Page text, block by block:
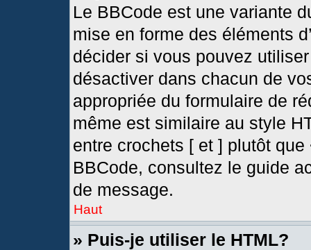
Le BBCode est une variante
mise en forme des éléments
décider si vous pouvez
désactiver dans chacun de
appropriée du formulaire de
même est similaire au style
entre crochets [ et ] plutôt
BBCode, consultez le guide
de message.
Haut
» Puis-je utiliser le HTML?